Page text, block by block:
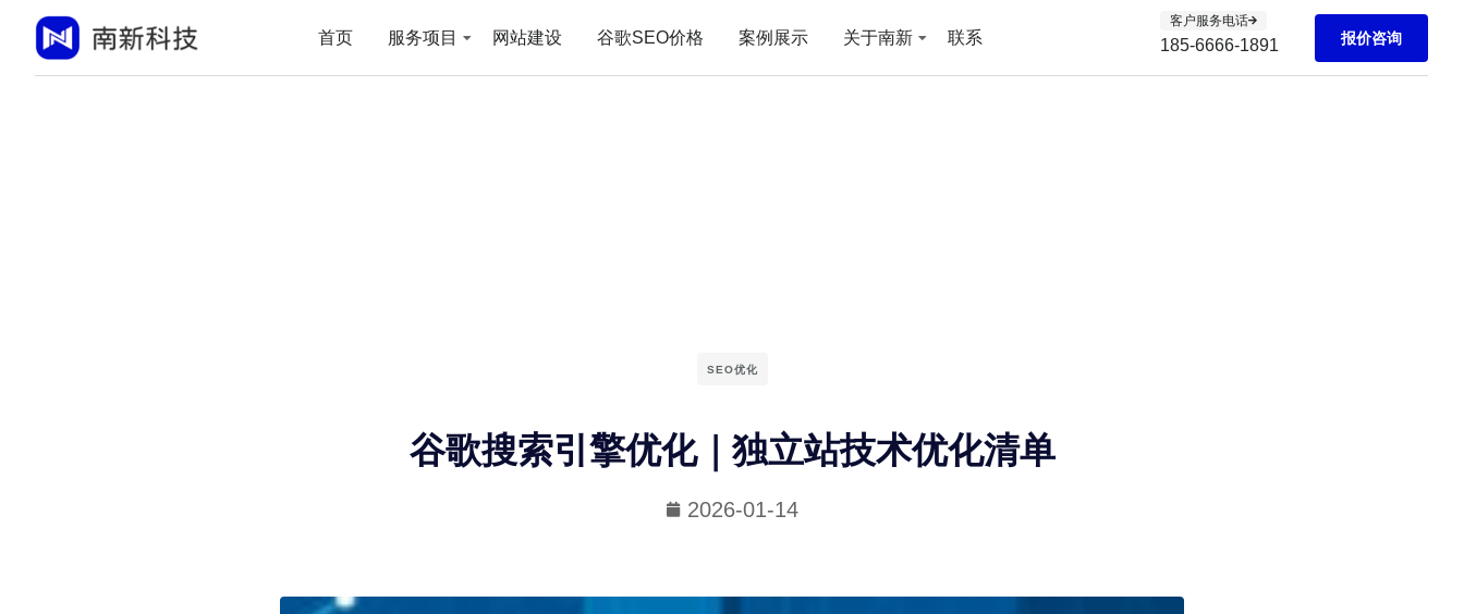
首页 服务项目 网站建设 谷歌SEO价格 案例展示 关于南新 联系
客户服务电话
185-6666-1891 报价咨询
SEO优化
谷歌搜索引擎优化｜独立站技术优化清单
2026-01-14